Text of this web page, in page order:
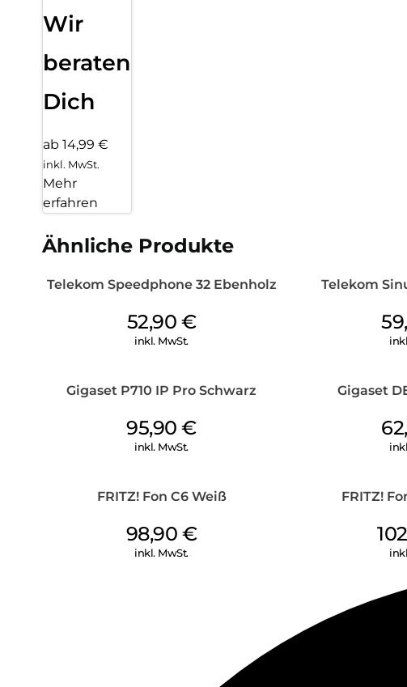
Wir
beraten
Dich
ab 14,99 €
inkl. MwSt.
Mehr
erfahren
Ähnliche Produkte
Telekom Speedphone 32 Ebenholz
52,90 €
inkl. MwSt.
Telekom
Gigaset P710 IP Pro Schwarz
95,90€
inkl. MwSt.
Gigaset
FRITZ! Fon C6 Weiß
98,90 €
inkl. MwSt.
FRITZ!